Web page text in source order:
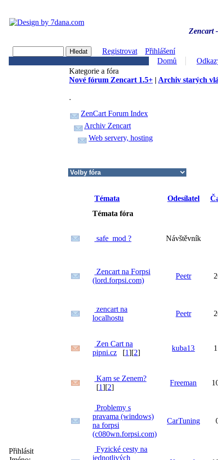
Zencart
Registrovat
Přihlášení
Domů
Přihlásit
Kategorie a fóra
Nové fórum Zencart 1.5+ | Archiv starých
.
ZenCart Forum Index
Archiv Zencart
Web servery, hosting
Témata Odesílatel
Témata fóra
safe_mod ? Návštěvník
Zencart na Forpsi
(lord.forpsi.com)
Peetr
zencart na
localhostu
Peetr
Zen Cart na
pipni.cz [1][2]
kuba13
Kam se Zenem?
[1][2]
Freeman
Problemy s
pravama (windows)
na forpsi
(c080wn.forpsi.com)
CarTuning
Fyzické cesty na
jednotlivých